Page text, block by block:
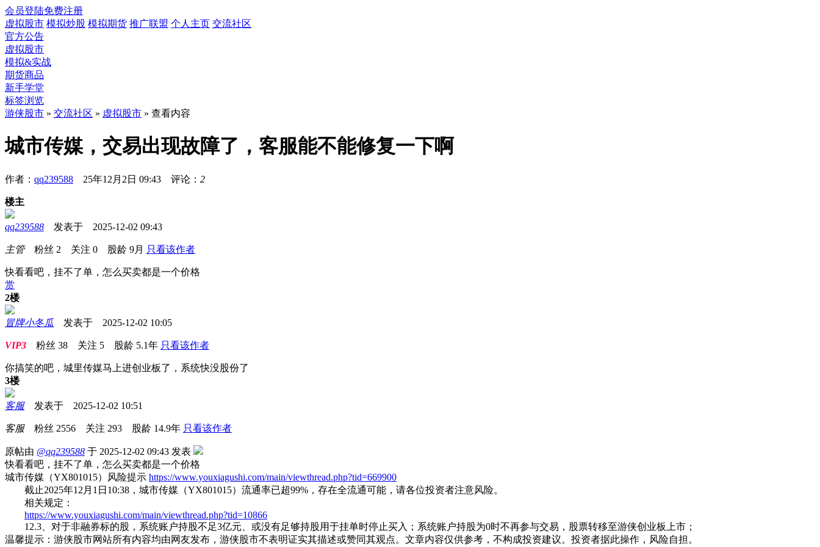
会员登陆免费注册
虚拟股市 模拟炒股 模拟期货 推广联盟 个人主页 交流社区
官方公告
虚拟股市
模拟&实战
期货商品
新手学堂
标签浏览
游侠股市 » 交流社区 » 虚拟股市 » 查看内容
城市传媒，交易出现故障了，客服能不能修复一下啊
作者： qq239588 25年12月2日 09:43 评论： 2
楼主
qq239588 发表于 2025-12-02 09:43
主管粉丝 2 关注 0 股龄 9月 只看该作者
快看看吧，挂不了单，怎么买卖都是一个价格
赏
2楼
冒牌小冬瓜 发表于 2025-12-02 10:05
VIP3 粉丝 38 关注 5 股龄 5.1年 只看该作者
你搞笑的吧，城里传媒马上进创业板了，系统快没股份了
3楼
客服发表于 2025-12-02 10:51
客服粉丝 2556 关注 293 股龄 14.9年 只看该作者
原帖由 @qq239588 于 2025-12-02 09:43 发表
快看看吧，挂不了单，怎么买卖都是一个价格
城市传媒（YX801015）风险提示 https://www.youxiagushi.com/main/viewthread.php?tid=669900
截止2025年12月1日10:38，城市传媒（YX801015）流通率已超99%，存在全流通可能，请各位投资者注意风险。
相关规定：
https://www.youxiagushi.com/main/viewthread.php?tid=10866
12.3、对于非融券标的股，系统账户持股不足3亿元、或没有足够持股用于挂单时停止买入；系统账户持股为0时不再参与交易，股票转移至游侠创业板上市；
温馨提示：游侠股市网站所有内容均由网友发布，游侠股市不表明证实其描述或赞同其观点。文章内容仅供参考，不构成投资建议。投资者据此操作，风险自担。